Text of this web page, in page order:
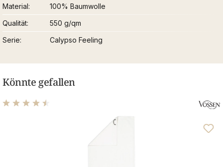
Material
100% Baumwolle
Qualität
550 g/qm
Serie
Calypso Feeling
Könnte gefallen
Durchschnittliche Bewertung von 4.61 von 5 Sternen